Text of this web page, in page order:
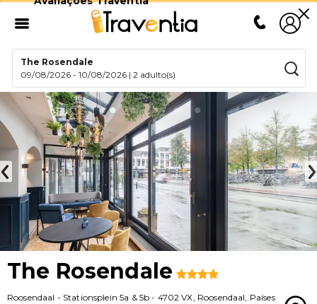
The Rosendale
09/08/2026 -10/08/2026 |2 adulto(s)
The Rosendale
Roosendaal - Stationsplein 5a & 5b - 4702 VX, Roosendaal, Países